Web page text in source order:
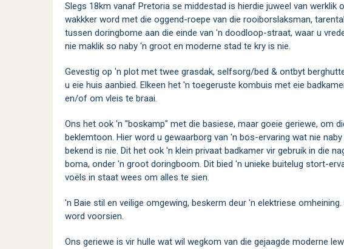
Slegs 18km vanaf Pretoria se middestad is hierdie juweel van werklik
wakkker word met die oggend-roepe van die rooiborslaksman,
tussen doringbome aan die einde van 'n doodloop-straat, waar u
nie maklik so naby 'n groot en moderne stad te kry is nie.
Gevestig op 'n plot met twee grasdak, selfsorg/bed & ontbyt
u eie huis aanbied. Elkeen het 'n toegeruste kombuis met eie
en/of om vleis te braai.
Ons het ook 'n "boskamp" met die basiese, maar goeie geriewe, om
beklemtoon. Hier word u gewaarborg van 'n bos-ervaring wat nie
bekend is nie. Dit het ook 'n klein privaat badkamer vir gebruik in die
boma, onder 'n groot doringboom. Dit bied 'n unieke buitelug stort-
voëls in staat wees om alles te sien.
'n Baie stil en veilige omgewing, beskerm deur 'n elektriese omheining.
word voorsien.
Ons geriewe is vir hulle wat wil wegkom van die gejaagde moderne